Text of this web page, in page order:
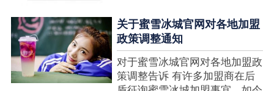
关于蜜雪冰城官网对各地加盟
政策调整通知
对于蜜雪冰城官网对各地加盟政
策调整告诉 有许多加盟商在后